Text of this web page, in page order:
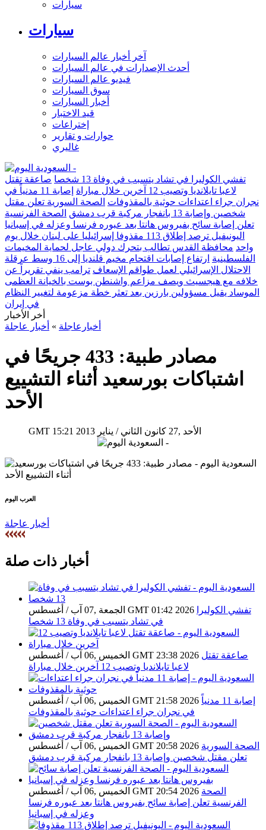
سيارات
سيارات
آخر أخبار عالم السيارات
أحدث الإصدارات في عالم السيارات
فيديو عالم السيارات
سوق السيارات
أخبار السيارات
قيد الاختبار
إختراعات
حوارات و تقارير
غاليري
تفشي الكوليرا في تشاد يتسبب في وفاة 13 شخصا
صاعقة تقتل
لاعبا تايلانديا وتصيب 12 آخرين خلال مباراة
إصابة 11 مدنياً في
نجران جراء اعتداءات حوثية بالمقذوفات الصحة السورية تعلن مقتل
شخصين وإصابة 13 بانفجار مركبة قرب دمشق
الصحة الفرنسية
تعلن إصابة سائح بفيروس هانتا بعد عبوره فرنسا وعزله في إسبانيا
اليونيفيل ترصد إطلاق 113 مقذوفا إسرائيليا على لبنان خلال يوم
واحد محافظة القدس تطالب بتحرك دولي عاجل لحماية المخيمات
الفلسطينية
ارتفاع إصابات اقتحام مخيم قلنديا إلى 16 وسط عرقلة
الاحتلال الإسرائيلي لعمل طواقم الإسعاف ترامب ينفي تقريراً عن
خلافه مع هيجسيث ويصف مزاعم واشنطن بوست بالخيانة العظمى
الموساد يقيل مسؤولين بارزين بعد تعثر خطة مزعومة لتغيير النظام
في إيران
أخر الأخبار
أخبارعاجلة » أخبار عاجلة
مصادر طبية: 433 جريحًا في
اشتباكات بورسعيد أثناء التشييع
الأحد
GMT 15:21 2013 الأحد ,27 كانون الثاني / يناير
العرب اليوم
أخبار عاجلة
أخبار ذات صلة
الجمعة ,07 آب / أغسطس GMT 01:42 2026
تفشي الكوليرا
في تشاد يتسبب في وفاة 13 شخصا
الخميس ,06 آب / أغسطس GMT 23:38 2026 صاعقة تقتل
لاعبا تايلانديا وتصيب 12 آخرين خلال مباراة
الخميس ,06 آب / أغسطس GMT 21:58 2026 إصابة 11 مدنياً
في نجران جراء اعتداءات حوثية بالمقذوفات
الخميس ,06 آب / أغسطس GMT 20:58 2026 الصحة السورية
تعلن مقتل شخصين وإصابة 13 بانفجار مركبة قرب دمشق
الخميس ,06 آب / أغسطس GMT 20:54 2026 الصحة
الفرنسية تعلن إصابة سائح بفيروس هانتا بعد عبوره فرنسا
وعزله في إسبانيا